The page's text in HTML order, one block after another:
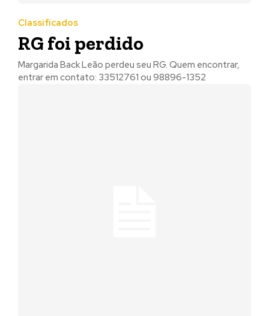
Classificados
RG foi perdido
Margarida Back Leão perdeu seu RG. Quem encontrar,
entrar em contato: 33512761 ou 98896-1352